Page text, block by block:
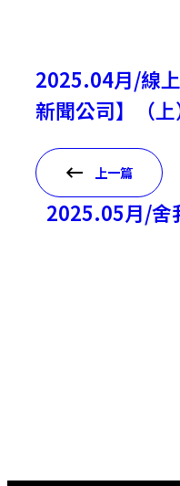
2025.04月/線
新聞公司】（上
上一篇
2025.05月/舍